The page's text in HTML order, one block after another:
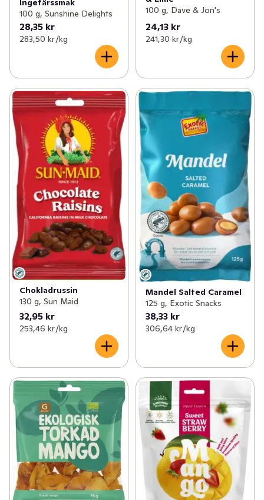
Ingefärssmak
100 g, Sunshine Delights
28,35 kr
283,50 kr /kg
100 g, Dave & Jon's
24,13 kr
241,30 kr /kg
Chokladrussin
130 g, Sun Maid
32,95 kr
253,46 kr /kg
Mandel Salted Caramel
125 g, Exotic Snacks
38,33 kr
306,64 kr /kg